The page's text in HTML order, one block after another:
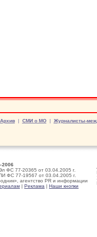
Архив| СМИ о МО| Журналисты-
ФС 77-20365 от 03.04.2005 г.
ФС 77-19567 от 03.04.2005 г.
агентство PR и информации
| Реклама | Наши кнопки